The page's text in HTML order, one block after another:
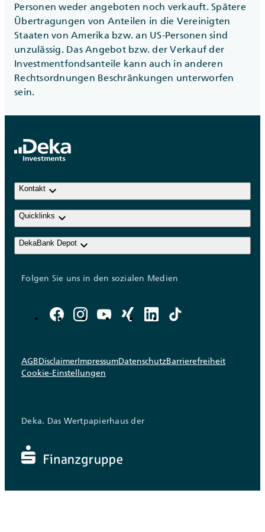
Personen weder angeboten noch verkauft. Spätere
Übertragungen von Anteilen in die Vereinigten
Staaten von Amerika bzw. an US-Personen sind
unzulässig. Das Angebot bzw. der Verkauf der
Investmentfondsanteile kann auch in anderen
Rechtsordnungen Beschränkungen unterworfen
sein.
Kontakt keyboard_arrow_down
Quicklinks keyboard_arrow_down
DekaBank Depot keyboard_arrow_down
Folgen Sie uns in den sozialen Medien
AGBDisclaimerImpressumDatenschutzBarrierefreiheit
Cookie-Einstellungen
Deka. Das Wertpapierhaus der